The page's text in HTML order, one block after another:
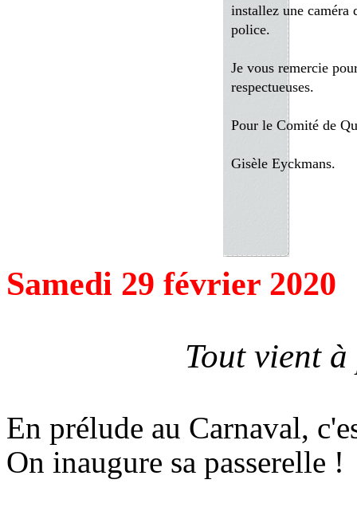
installez une caméra
police.
Je vous remercie
respectueuses.
Pour le Comité de
Gisèle Eyckmans.
Samedi 29 février 2020
Tout vient
En prélude au Carnaval,
On inaugure sa passerelle !